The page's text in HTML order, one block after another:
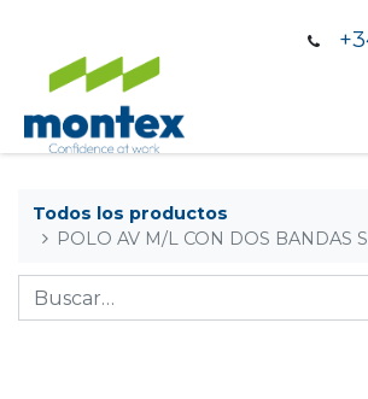
Todos los productos
POLO AV M/L CON DOS BANDAS